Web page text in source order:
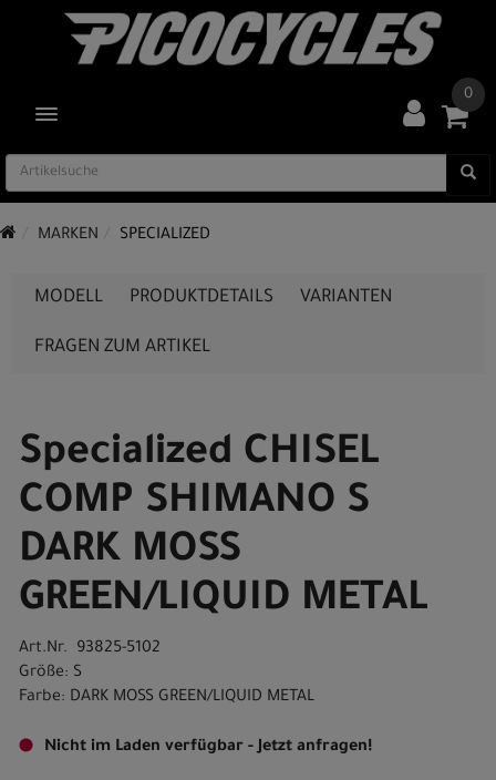
TOGGLE NAVIGATION
0
MARKEN SPECIALIZED
MODELL PRODUKTDETAILS VARIANTEN
FRAGEN ZUM ARTIKEL
Specialized CHISEL
COMP SHIMANO S
DARK MOSS
GREEN/LIQUID METAL
Art.Nr. 93825-5102
Größe: S
Farbe: DARK MOSS GREEN/LIQUID METAL
Nicht im Laden verfügbar - Jetzt anfragen!